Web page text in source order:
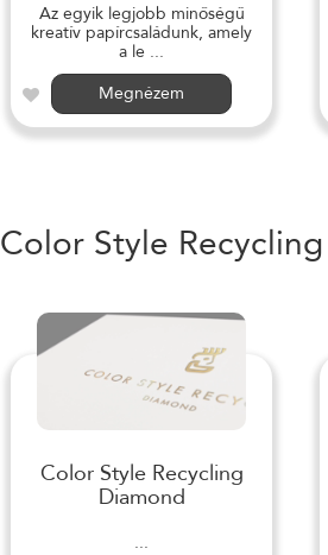
Az egyik legjobb minőségű
kreatív papírcsaládunk, amely
a le ...
Megnézem
Color Style Recycling
Color Style Recycling
Diamond
...